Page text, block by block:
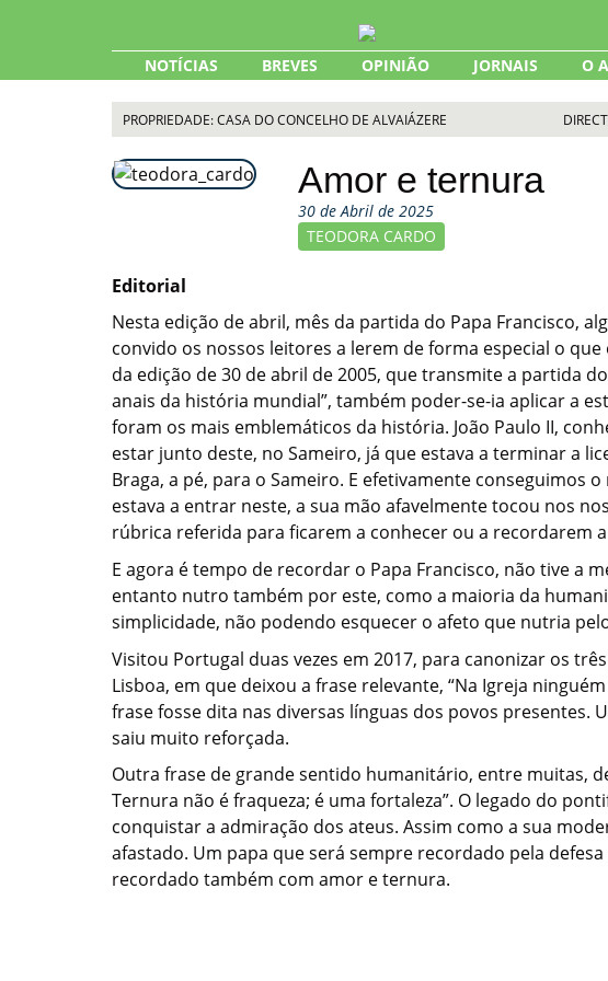
NOTÍCIAS BREVES OPINIÃO JORNAIS O
PROPRIEDADE: CASA DO CONCELHO DE ALVAIÁZERE
Amor e ternura
30 de Abril de 2025
TEODORA CARDO
Editorial
Nesta edição de abril, mês da partida do Papa Francisco,
convido os nossos leitores a lerem de forma especial o
da edição de 30 de abril de 2005, que transmite a partida
anais da história mundial”, também poder-se-ia aplicar a
foram os mais emblemáticos da história. João Paulo II,
estar junto deste, no Sameiro, já que estava a terminar a
Braga, a pé, para o Sameiro. E efetivamente
estava a entrar neste, a sua mão afavelmente tocou nos
rúbrica referida para ficarem a conhecer ou a recordarem
E agora é tempo de recordar o Papa Francisco, não tive a
entanto nutro também por este, como a maioria da
simplicidade, não podendo esquecer o afeto que nutria
Visitou Portugal duas vezes em 2017, para canonizar os
Lisboa, em que deixou a frase relevante, “Na Igreja
frase fosse dita nas diversas línguas dos povos
saiu muito reforçada.
Outra frase de grande sentido humanitário, entre muitas,
Ternura não é fraqueza; é uma fortaleza”. O legado do
conquistar a admiração dos ateus. Assim como a sua
afastado. Um papa que será sempre recordado pela
recordado também com amor e ternura.